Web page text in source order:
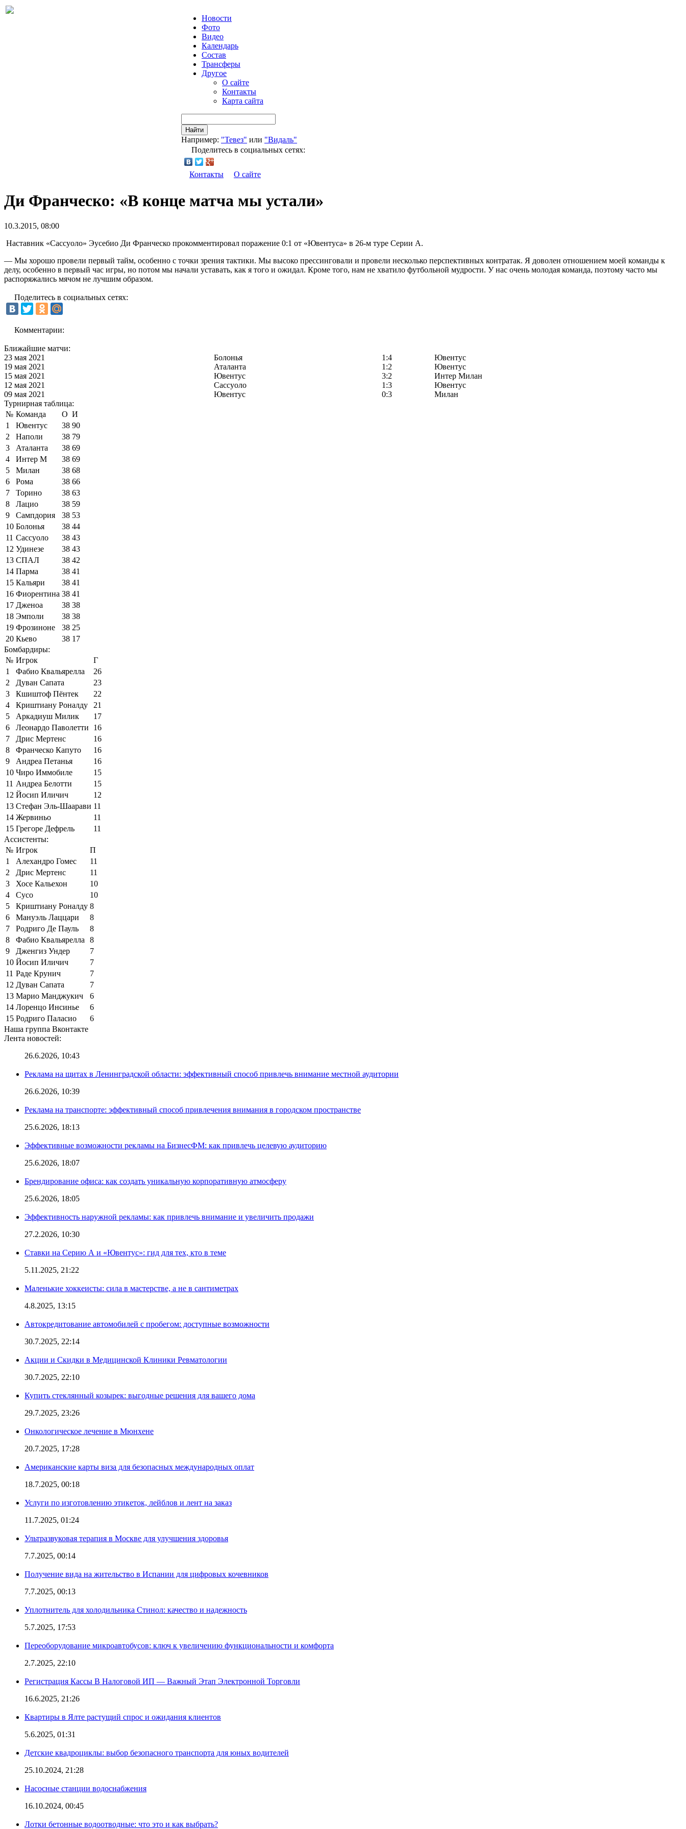
Новости
Фото
Видео
Календарь
Состав
Трансферы
Другое
О сайте
Контакты
Карта сайта
Найти
Например: "Тевез" или "Видаль"
Поделитесь в социальных сетях:
Контакты О сайте
Ди Франческо: «В конце матча мы устали»
10.3.2015, 08:00
Наставник «Сассуоло» Эусебио Ди Франческо прокомментировал поражение 0:1 от «Ювентуса» в 26-м туре Серии А.
— Мы хорошо провели первый тайм, особенно с точки зрения тактики. Мы высоко прессинговали и провели несколько перспективных контратак. Я доволен отношением моей команды к
делу, особенно в первый час игры, но потом мы начали уставать, как я того и ожидал. Кроме того, нам не хватило футбольной мудрости. У нас очень молодая команда, поэтому часто мы
распоряжались мячом не лучшим образом.
Поделитесь в социальных сетях:
Комментарии:
Ближайшие матчи:
23 мая 2021
Болонья 1:4
Ювентус
19 мая 2021
Аталанта 1:2
Ювентус
15 мая 2021
Ювентус 3:2
Интер Милан
12 мая 2021
Сассуоло 1:3
Ювентус
09 мая 2021
Ювентус 0:3
Милан
Турнирная таблица:
№ Команда О И
1
Ювентус 38 90
2
Наполи 38 79
3
Аталанта 38 69
4
Интер М 38 69
5
Милан 38 68
6
Рома 38 66
7
Торино 38 63
8
Лацио 38 59
9
Сампдория 38 53
10 Болонья 38 44
11 Сассуоло 38 43
12 Удинезе 38 43
13 СПАЛ 38 42
14 Парма 38 41
15 Кальяри 38 41
16 Фиорентина 38 41
17 Дженоа 38 38
18 Эмполи 38 38
19 Фрозиноне 38 25
20 Кьево 38 17
Бомбардиры:
№ Игрок
Г
1
Фабио Квальярелла
26
2
Дуван Сапата
23
3
Кшиштоф Пёнтек
22
4
Криштиану Роналду
21
5
Аркадиуш Милик
17
6
Леонардо Паволетти
16
7
Дрис Мертенс
16
8
Франческо Капуто
16
9
Андреа Петанья
16
10 Чиро Иммобиле
15
11 Андреа Белотти
15
12 Йосип Иличич
12
13 Стефан Эль-Шаарави 11
14 Жервиньо
11
15 Грегоре Дефрель
11
Ассистенты:
№ Игрок
П
1
Алехандро Гомес
11
2
Дрис Мертенс
11
3
Хосе Кальехон
10
4
Сусо
10
5
Криштиану Роналду 8
6
Мануэль Лаццари
8
7
Родриго Де Пауль
8
8
Фабио Квальярелла
8
9
Дженгиз Ундер
7
10 Йосип Иличич
7
11 Раде Крунич
7
12 Дуван Сапата
7
13 Марио Манджукич
6
14 Лоренцо Инсинье
6
15 Родриго Паласио
6
Наша группа Вконтакте
Лента новостей:
26.6.2026, 10:43
Реклама на щитах в Ленинградской области: эффективный способ привлечь внимание местной аудитории
26.6.2026, 10:39
Реклама на транспорте: эффективный способ привлечения внимания в городском пространстве
25.6.2026, 18:13
Эффективные возможности рекламы на БизнесФМ: как привлечь целевую аудиторию
25.6.2026, 18:07
Брендирование офиса: как создать уникальную корпоративную атмосферу
25.6.2026, 18:05
Эффективность наружной рекламы: как привлечь внимание и увеличить продажи
27.2.2026, 10:30
Ставки на Серию А и «Ювентус»: гид для тех, кто в теме
5.11.2025, 21:22
Маленькие хоккеисты: сила в мастерстве, а не в сантиметрах
4.8.2025, 13:15
Автокредитование автомобилей с пробегом: доступные возможности
30.7.2025, 22:14
Акции и Скидки в Медицинской Клиники Ревматологии
30.7.2025, 22:10
Купить стеклянный козырек: выгодные решения для вашего дома
29.7.2025, 23:26
Онкологическое лечение в Мюнхене
20.7.2025, 17:28
Американские карты виза для безопасных международных оплат
18.7.2025, 00:18
Услуги по изготовлению этикеток, лейблов и лент на заказ
11.7.2025, 01:24
Ультразвуковая терапия в Москве для улучшения здоровья
7.7.2025, 00:14
Получение вида на жительство в Испании для цифровых кочевников
7.7.2025, 00:13
Уплотнитель для холодильника Стинол: качество и надежность
5.7.2025, 17:53
Переоборудование микроавтобусов: ключ к увеличению функциональности и комфорта
2.7.2025, 22:10
Регистрация Кассы В Налоговой ИП — Важный Этап Электронной Торговли
16.6.2025, 21:26
Квартиры в Ялте растущий спрос и ожидания клиентов
5.6.2025, 01:31
Детские квадроциклы: выбор безопасного транспорта для юных водителей
25.10.2024, 21:28
Насосные станции водоснабжения
16.10.2024, 00:45
Лотки бетонные водоотводные: что это и как выбрать?